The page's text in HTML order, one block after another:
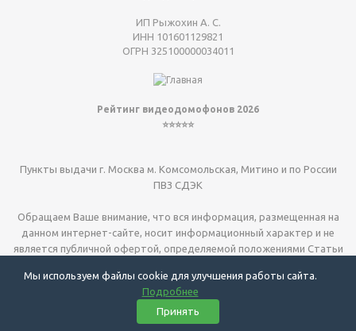
ИП Рыжохин А. С.
ИНН 101601129821
ОГРН 325100000034011
Рейтинг видеодомофонов 2026
⭐⭐⭐⭐⭐
Пункты выдачи г. Москва м. Комсомольская, Митино и по России
ПВЗ СДЭК
Обращаем Ваше внимание, что вся информация, размещенная на
данном интернет-сайте, носит информационный характер и не
является публичной офертой, определяемой положениями Статьи
Видеодомофоны для квартиры | видеодомофоны для дома
| установка г. Москва и МО
Мы используем файлы cookie для улучшения работы сайта.
Подробнее
Принять